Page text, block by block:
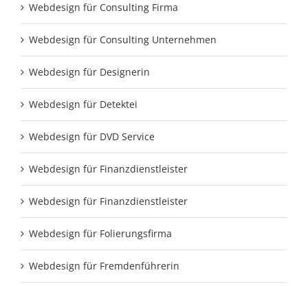
Webdesign für Consulting Firma
Webdesign für Consulting Unternehmen
Webdesign für Designerin
Webdesign für Detektei
Webdesign für DVD Service
Webdesign für Finanzdienstleister
Webdesign für Finanzdienstleister
Webdesign für Folierungsfirma
Webdesign für Fremdenführerin